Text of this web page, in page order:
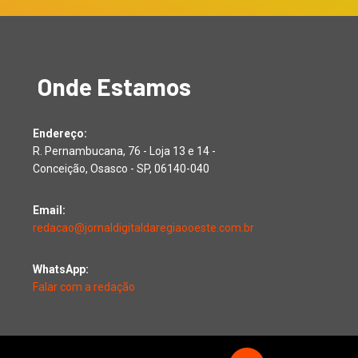
Onde Estamos
Endereço:
R. Pernambucana, 76 - Loja 13 e 14 -
Conceição, Osasco - SP, 06140-040
Email:
redacao@jornaldigitaldaregiaooeste.com.br
WhatsApp:
Falar com a redação